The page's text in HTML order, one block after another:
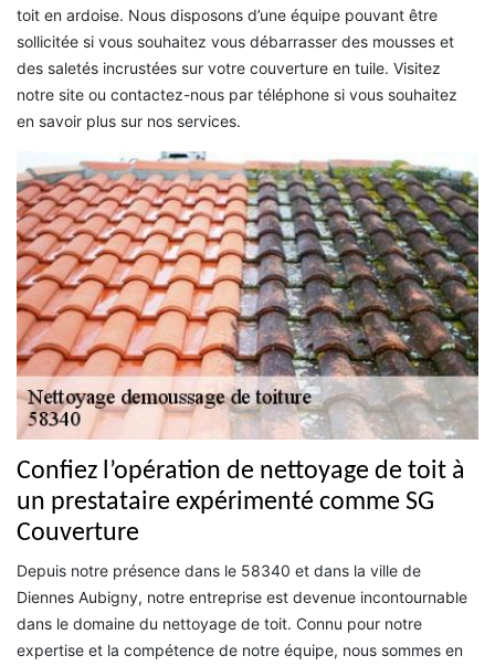
toit en ardoise. Nous disposons d’une équipe pouvant être
sollicitée si vous souhaitez vous débarrasser des mousses et
des saletés incrustées sur votre couverture en tuile. Visitez
notre site ou contactez-nous par téléphone si vous souhaitez
en savoir plus sur nos services.
Confiez l’opération de nettoyage de toit à
un prestataire expérimenté comme SG
Couverture
Depuis notre présence dans le 58340 et dans la ville de
Diennes Aubigny, notre entreprise est devenue incontournable
dans le domaine du nettoyage de toit. Connu pour notre
expertise et la compétence de notre équipe, nous sommes en